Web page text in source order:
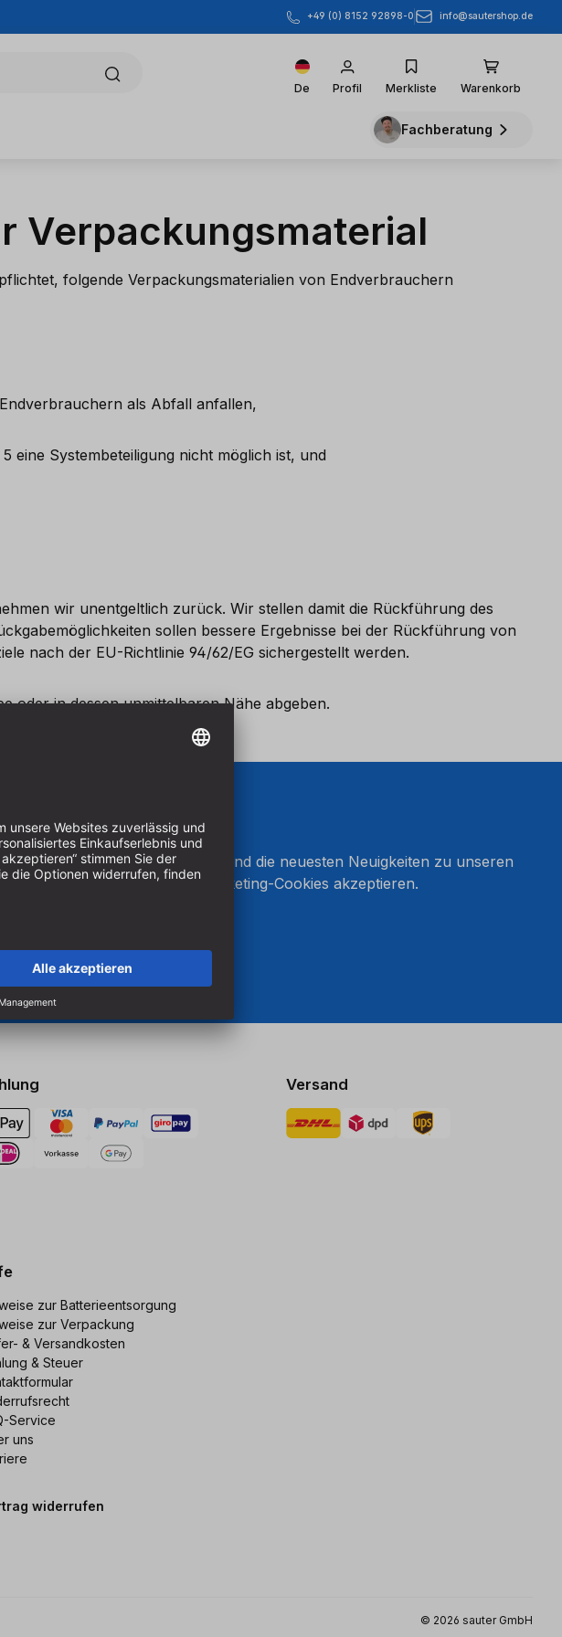
+49 (0) 8152 92898-0 info@sautershop.de
De Profil Merkliste Warenkorb
Fachberatung
Verpackungsmaterial
folgende Verpackungsmaterialien von Endverbrauchern
als Abfall anfallen,
eine Systembeteiligung nicht möglich ist, und
wir unentgeltlich zurück. Wir stellen damit die Rückführung des
sollen bessere Ergebnisse bei der Rückführung von
nach der EU-Richtlinie 94/62/EG sichergestellt werden.
oder in dessen unmittelbaren Nähe abgeben.
Newsletter zu abonnieren und die neuesten Neuigkeiten zu unseren
zu erhalten, müssen Sie Marketing-Cookies akzeptieren.
Versand
zur Batterieentsorgung
zur Verpackung
& Versandkosten
& Steuer
Service
uns
widerrufen
© 2026 sauter GmbH